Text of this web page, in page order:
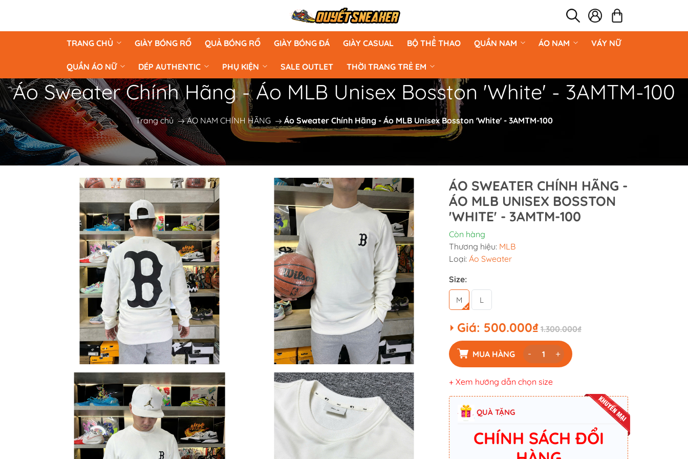
TRANG CHỦ GIÀY BÓNG RỔ QUẢ BÓNG RỔ GIÀY BÓNG ĐÁ GIÀY CASUAL BỘ THỂ THAO QUẦN NAM ÁO NAM VÁY NỮ
QUẦN ÁO NỮ DÉP AUTHENTIC PHỤ KIỆN SALE OUTLET THỜI TRANG TRẺ EM
Áo Sweater Chính Hãng - Áo MLB Unisex Bosston 'White' - 3AMTM-100
Trang chủ ÁO NAM CHÍNH HÃNG Áo Sweater Chính Hãng - Áo MLB Unisex Bosston 'White' - 3AMTM-100
ÁO SWEATER CHÍNH HÃNG -
ÁO MLB UNISEX BOSSTON
'WHITE' - 3AMTM-100
Còn hàng
Thương hiệu: MLB
Loại: Áo Sweater
Size:
M L
Giá: 500.000₫ 1.300.000₫
MUA HÀNG - +
+ Xem hướng dẫn chọn size
QUÀ TẶNG
CHÍNH SÁCH ĐỔI